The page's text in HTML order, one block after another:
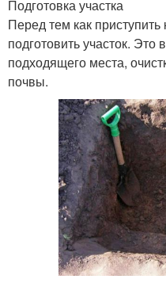
Подготовка участка
Перед тем как
подготовить участок.
подходящего места,
почвы.